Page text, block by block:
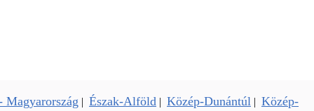
Magyarország | Észak-Alföld | Közép-Dunántúl | Közép-